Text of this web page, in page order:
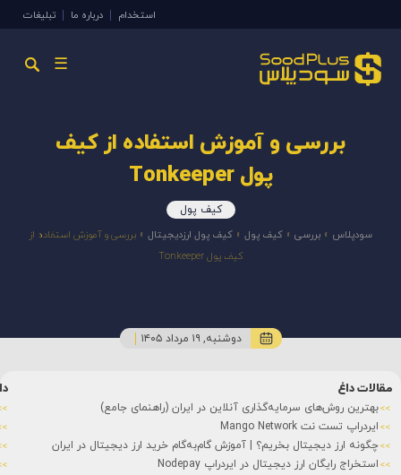
استخدام درباره ما تبلیغات
☰
بررسی و آموزش استفاده از کیف
پول Tonkeeper
کیف پول
سودپلاس » بررسی » کیف پول » کیف پول ارزدیجیتال » بررسی و آموزش استفاده از
کیف پول Tonkeeper
دوشنبه, ۱۹ مرداد ۱۴۰۵
دانشنامه
ایردراپ (Airdrop) چیست؟
استیکینگ (Staking) چیست؟
تفاوت کوین و توکن
شت کوین (Shitcoin) چیست؟